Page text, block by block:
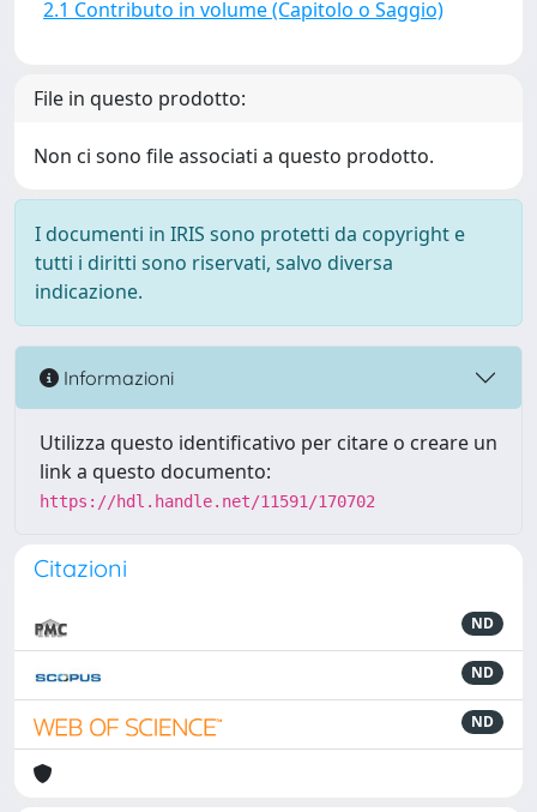
2.1 Contributo in volume (Capitolo o Saggio)
File in questo prodotto:
Non ci sono file associati a questo prodotto.
I documenti in IRIS sono protetti da copyright e
tutti i diritti sono riservati, salvo diversa
indicazione.
Informazioni
Utilizza questo identificativo per citare o creare un
link a questo documento:
https://hdl.handle.net/11591/170702
Citazioni
ND
ND
ND